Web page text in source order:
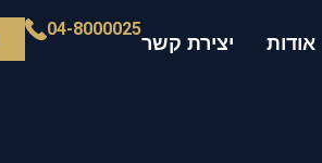
אודות יצירת קשר
04-8000025